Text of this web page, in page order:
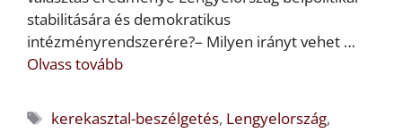
stabilitására és demokratikus
intézményrendszerére?– Milyen irányt vehet …
Olvass tovább
Címkék
kerekasztal-beszélgetés, Lengyelország,